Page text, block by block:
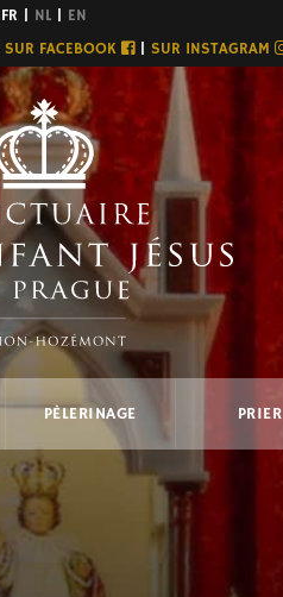
FR | NL
EN
SUR FACEBOOK | SUR INSTAGRAM
PÈLERINAGE PRIER